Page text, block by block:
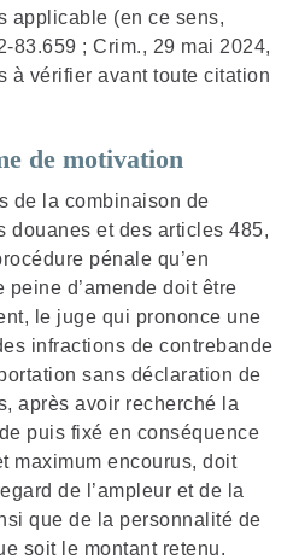
applicable (en ce sens,
83.659 ; Crim., 29 mai 2024,
à vérifier avant toute citation
de motivation
de la combinaison de
douanes et des articles 485,
pénale qu’en
d’amende doit être
le juge qui prononce une
infractions de contrebande
sans déclaration de
après avoir recherché la
puis fixé en conséquence
maximum encourus, doit
de l’ampleur et de la
que de la personnalité de
soit le montant retenu.